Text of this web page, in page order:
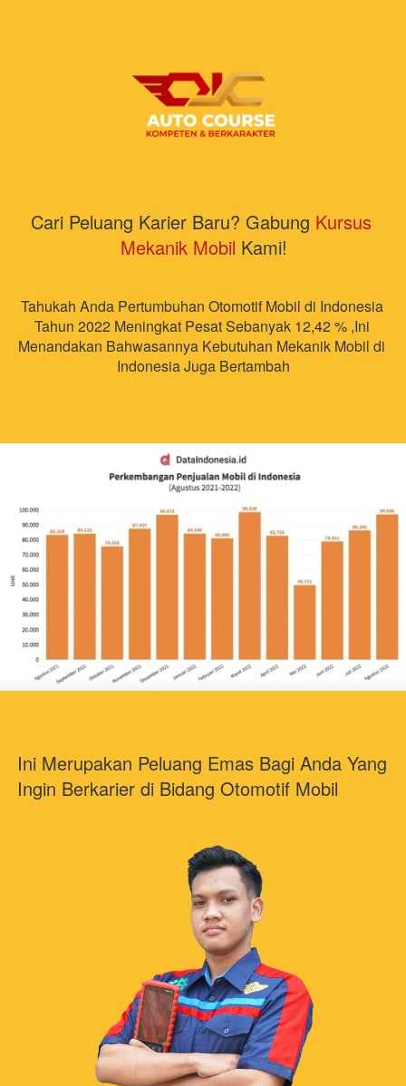
Cari Peluang Karier Baru? Gabung Kursus
Mekanik Mobil Kami!
Tahukah Anda Pertumbuhan Otomotif Mobil di Indonesia
Tahun 2022 Meningkat Pesat Sebanyak 12,42 % ,Ini
Menandakan Bahwasannya Kebutuhan Mekanik Mobil di
Indonesia Juga Bertambah
Ini Merupakan Peluang Emas Bagi Anda Yang
Ingin Berkarier di Bidang Otomotif Mobil